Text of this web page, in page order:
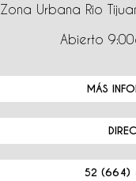
Zona Urbana Rio
Abierto
MÁS
52 (664)